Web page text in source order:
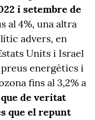
i setembre de
al 4%, una altra
advers, en
Units i Israel
energètics i
fins al 3,2% a
de veritat
que el repunt